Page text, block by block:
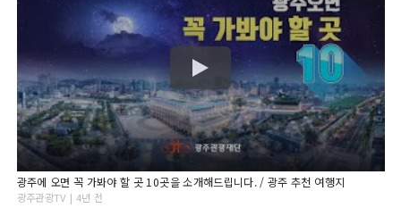
광주에 오면 꼭 가봐야 할 곳 10곳을 소개해드립니다. / 광주 추천 여행지
광주관광TV | 4년 전